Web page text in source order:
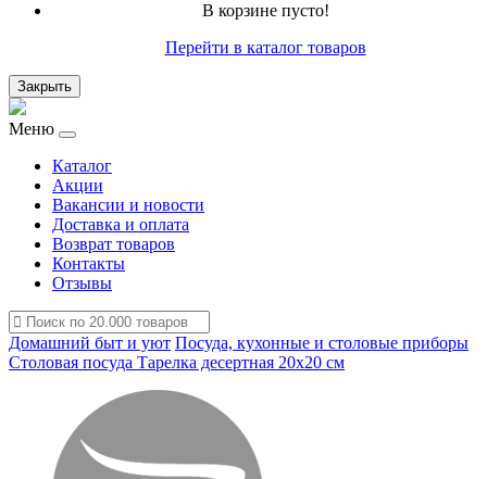
В корзине пусто!
Перейти в каталог товаров
Закрыть
Меню
Каталог
Акции
Вакансии и новости
Доставка и оплата
Возврат товаров
Контакты
Отзывы
Домашний быт и уют Посуда, кухонные и столовые приборы
Столовая посуда Тарелка десертная 20x20 см